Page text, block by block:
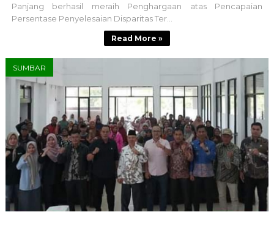
Panjang berhasil meraih Penghargaan atas Pencapaian
Persentase Penyelesaian Disparitas Ter...
Read More »
SUMBAR